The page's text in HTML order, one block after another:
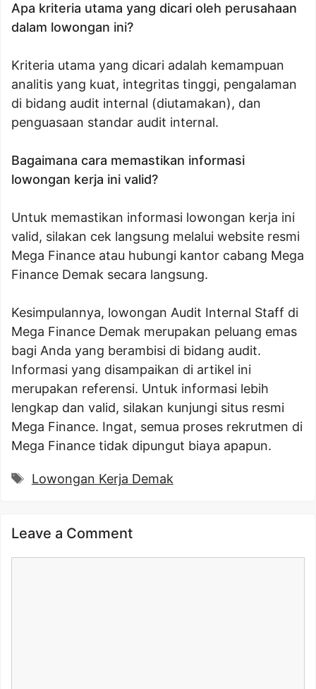
Apa kriteria utama yang dicari oleh perusahaan
dalam lowongan ini?
Kriteria utama yang dicari adalah kemampuan
analitis yang kuat, integritas tinggi, pengalaman
di bidang audit internal (diutamakan), dan
penguasaan standar audit internal.
Bagaimana cara memastikan informasi
lowongan kerja ini valid?
Untuk memastikan informasi lowongan kerja ini
valid, silakan cek langsung melalui website resmi
Mega Finance atau hubungi kantor cabang Mega
Finance Demak secara langsung.
Kesimpulannya, lowongan Audit Internal Staff di
Mega Finance Demak merupakan peluang emas
bagi Anda yang berambisi di bidang audit.
Informasi yang disampaikan di artikel ini
merupakan referensi. Untuk informasi lebih
lengkap dan valid, silakan kunjungi situs resmi
Mega Finance. Ingat, semua proses rekrutmen di
Mega Finance tidak dipungut biaya apapun.
Tags
Lowongan Kerja Demak
Leave a Comment